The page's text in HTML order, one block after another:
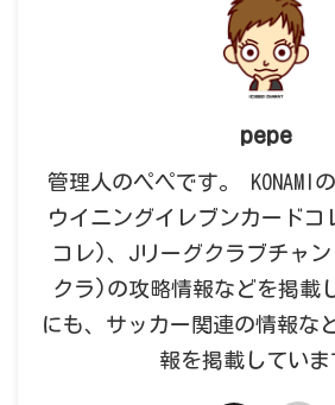
pepe
管理人のペペです。 KONAMI
ウイニングイレブンカードコ
コレ)、Jリーグクラブチャ
クラ)の攻略情報などを掲載
にも、サッカー関連の情報な
報を掲載していま